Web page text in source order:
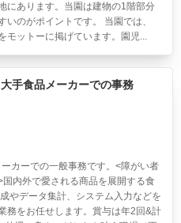
にあります。当園は建物の1階部分
のがポイントです。 当園では、
モットーに掲げています。園児...
手食品メーカーでの事務
カーでの一般事務です。<障がい者
内外で愛される商品を展開する食
やデータ集計、システム入力などを
務をお任せします。賞与は年2回&計